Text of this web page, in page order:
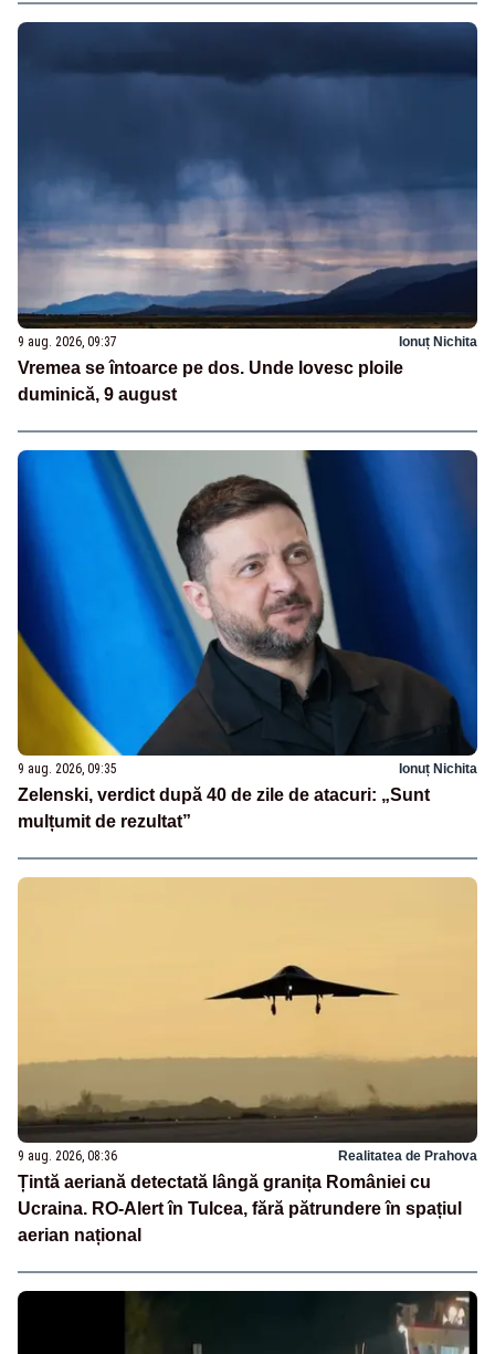
9 aug. 2026, 09:37 Ionuț Nichita
Vremea se întoarce pe dos. Unde lovesc ploile
duminică, 9 august
9 aug. 2026, 09:35 Ionuț Nichita
Zelenski, verdict după 40 de zile de atacuri: „Sunt
mulțumit de rezultat”
9 aug. 2026, 08:36 Realitatea de Prahova
Țintă aeriană detectată lângă granița României cu
Ucraina. RO-Alert în Tulcea, fără pătrundere în spațiul
aerian național